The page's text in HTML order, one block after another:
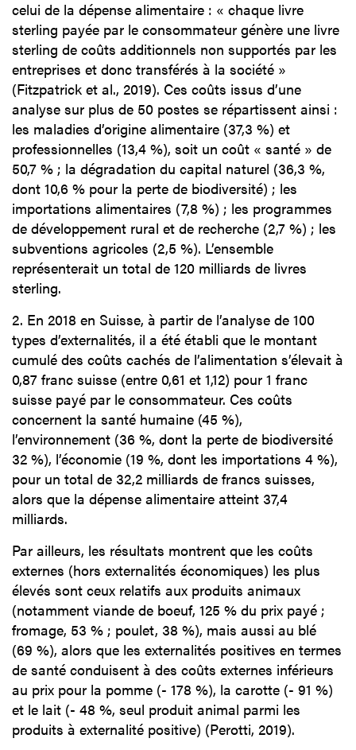
celui de la dépense alimentaire : « chaque livre
sterling payée par le consommateur génère une livre
sterling de coûts additionnels non supportés par les
entreprises et donc transférés à la société »
(Fitzpatrick et al., 2019). Ces coûts issus d’une
analyse sur plus de 50 postes se répartissent ainsi :
les maladies d’origine alimentaire (37,3 %) et
professionnelles (13,4 %), soit un coût « santé » de
50,7 % ; la dégradation du capital naturel (36,3 %,
dont 10,6 % pour la perte de biodiversité) ; les
importations alimentaires (7,8 %) ; les programmes
de développement rural et de recherche (2,7 %) ; les
subventions agricoles (2,5 %). L’ensemble
représenterait un total de 120 milliards de livres
sterling.
2. En 2018 en Suisse, à partir de l’analyse de 100
types d’externalités, il a été établi que le montant
cumulé des coûts cachés de l’alimentation s’élevait à
0,87 franc suisse (entre 0,61 et 1,12) pour 1 franc
suisse payé par le consommateur. Ces coûts
concernent la santé humaine (45 %),
l’environnement (36 %, dont la perte de biodiversité
32 %), l’économie (19 %, dont les importations 4 %),
pour un total de 32,2 milliards de francs suisses,
alors que la dépense alimentaire atteint 37,4
milliards.
Par ailleurs, les résultats montrent que les coûts
externes (hors externalités économiques) les plus
élevés sont ceux relatifs aux produits animaux
(notamment viande de boeuf, 125 % du prix payé ;
fromage, 53 % ; poulet, 38 %), mais aussi au blé
(69 %), alors que les externalités positives en termes
de santé conduisent à des coûts externes inférieurs
au prix pour la pomme (- 178 %), la carotte (- 91 %)
et le lait (- 48 %, seul produit animal parmi les
produits à externalité positive) (Perotti, 2019).